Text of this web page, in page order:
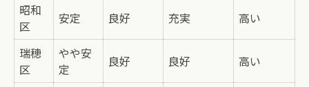
昭和
区
安定 良好 充実 高い
瑞穂
区
やや安
定
良好 良好 高い